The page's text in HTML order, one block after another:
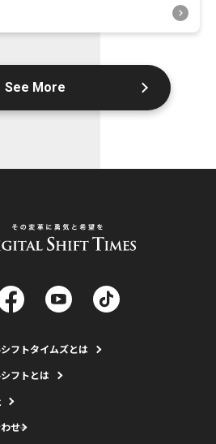
See More
フトタイムズとは
フトとは
せ